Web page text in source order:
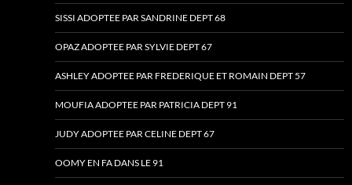
SISSI ADOPTEE PAR SANDRINE DEPT 68
OPAZ ADOPTEE PAR SYLVIE DEPT 67
ASHLEY ADOPTEE PAR FREDERIQUE ET ROMAIN DEPT 57
MOUFIA ADOPTEE PAR PATRICIA DEPT 91
JUDY ADOPTEE PAR CELINE DEPT 67
OOMY EN FA DANS LE 91